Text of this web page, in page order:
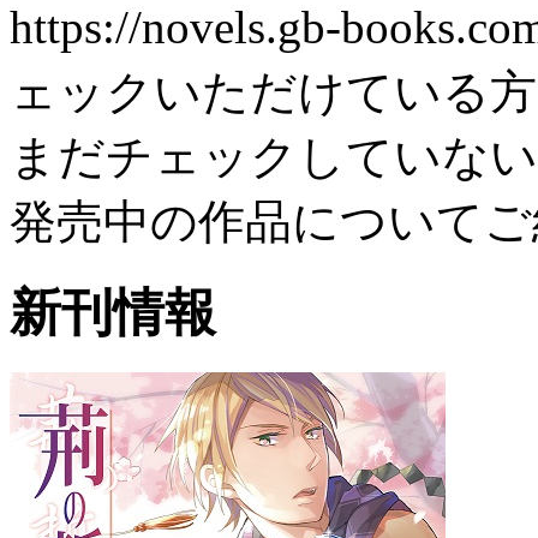
https://novels.gb-
ェックいただけている
まだチェックしていな
発売中の作品について
新刊情報